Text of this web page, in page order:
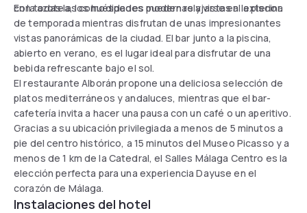
con todas las comodidades modernas y vistas al exterior.
En la azotea, los huéspedes pueden relajarse en la piscina
de temporada mientras disfrutan de unas impresionantes
vistas panorámicas de la ciudad. El bar junto a la piscina,
abierto en verano, es el lugar ideal para disfrutar de una
bebida refrescante bajo el sol.
El restaurante Alborán propone una deliciosa selección de
platos mediterráneos y andaluces, mientras que el bar-
cafetería invita a hacer una pausa con un café o un aperitivo.
Gracias a su ubicación privilegiada a menos de 5 minutos a
pie del centro histórico, a 15 minutos del Museo Picasso y a
menos de 1 km de la Catedral, el Salles Málaga Centro es la
elección perfecta para una experiencia Dayuse en el
corazón de Málaga.
Instalaciones del hotel